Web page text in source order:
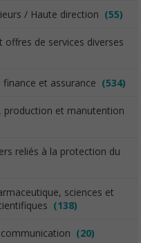
/ Haute direction (55)
offres de services diverses
et assurance (534)
production et manutention
reliés à la protection du
sciences et
(138)
(20)